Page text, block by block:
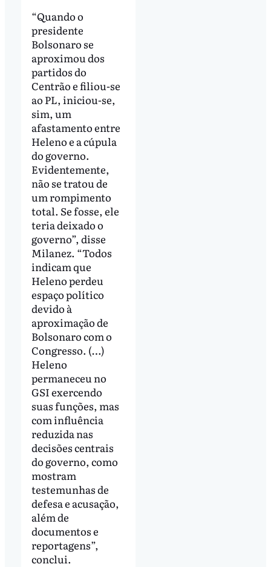
“Quando o
presidente
Bolsonaro se
aproximou dos
partidos do
Centrão e filiou-se
ao PL, iniciou-se,
sim, um
afastamento entre
Heleno e a cúpula
do governo.
Evidentemente,
não se tratou de
um rompimento
total. Se fosse, ele
teria deixado o
governo”, disse
Milanez. “Todos
indicam que
Heleno perdeu
espaço político
devido à
aproximação de
Bolsonaro com o
Congresso. (…)
Heleno
permaneceu no
GSI exercendo
suas funções, mas
com influência
reduzida nas
decisões centrais
do governo, como
mostram
testemunhas de
defesa e acusação,
além de
documentos e
reportagens”,
conclui.